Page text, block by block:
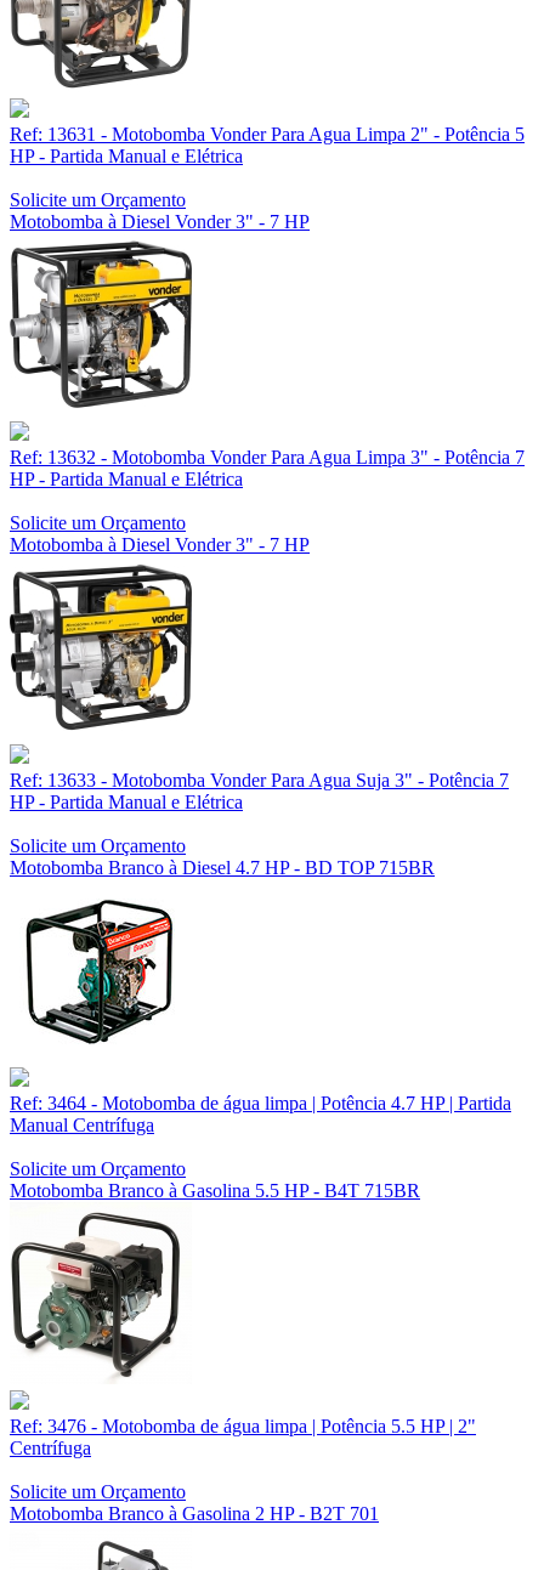
Ref: 13631 - Motobomba Vonder Para Agua Limpa 2" - Potência 5
HP - Partida Manual e Elétrica
Solicite um Orçamento
Motobomba à Diesel Vonder 3" - 7 HP
Ref: 13632 - Motobomba Vonder Para Agua Limpa 3" - Potência 7
HP - Partida Manual e Elétrica
Solicite um Orçamento
Motobomba à Diesel Vonder 3" - 7 HP
Ref: 13633 - Motobomba Vonder Para Agua Suja 3" - Potência 7
HP - Partida Manual e Elétrica
Solicite um Orçamento
Motobomba Branco à Diesel 4.7 HP - BD TOP 715BR
Ref: 3464 - Motobomba de água limpa | Potência 4.7 HP | Partida
Manual Centrífuga
Solicite um Orçamento
Motobomba Branco à Gasolina 5.5 HP - B4T 715BR
Ref: 3476 - Motobomba de água limpa | Potência 5.5 HP | 2"
Centrífuga
Solicite um Orçamento
Motobomba Branco à Gasolina 2 HP - B2T 701